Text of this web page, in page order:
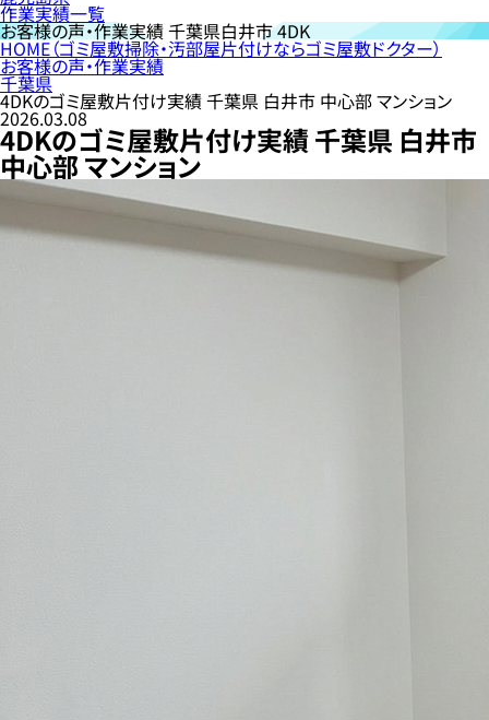
作業実績一覧
お客様の声・作業実績千葉県白井市 4DK
HOME（ゴミ屋敷掃除・汚部屋片付けならゴミ屋敷ドクター）
お客様の声・作業実績
千葉県
4DKのゴミ屋敷片付け実績 千葉県 白井市 中心部 マンション
2026.03.08
4DKのゴミ屋敷片付け実績 千葉県 白井市
中心部 マンション